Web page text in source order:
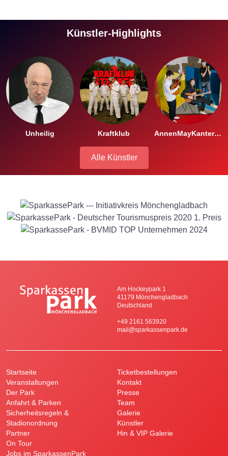
Künstler-Highlights
Unheilig Kraftklub AnnenMayKantereit
Alle Künstler
Am Hockeypark 1
41179 Mönchengladbach
Deutschland
+49 2161 563920
mail@sparkassenpark.de
Startseite
Veranstaltungen
Der Park
Anfahrt & Parken
Sicherheitsregeln &
Stadionordnung
Partner
On Tour
Jobs im SparkassenPark
Ticketbestellungen
Kontakt
Presse
Team
Galerie
Künstler
Hin & VIP Galerie